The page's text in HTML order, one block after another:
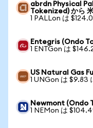
abrdn Physical
Tokenized) から
1 PALLon は
Entegris (Ondo
1 ENTGon は
US Natural Gas
1 UNGon は $9.83
Newmont (Ondo
1 NEMon は